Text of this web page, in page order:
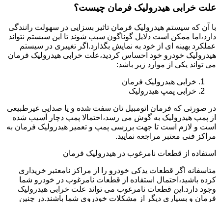
علت خرابی هیدرولیک فرمان چیست؟
با آن که سیستم هیدرولیک فرمان تاثیر بسزایی در سهولت رانندگی
دارد،اما ممکن است دلایل گوناگون سبب شوند تا این سیستم نتواند
عملکرد بهینه ای از خود به نمایش بگذارد.اگر تغییری در سیستم
هیدرولیک خودرو خود احساس کردید،علت خرابی هیدرولیک فرمان
می تواند یکی از موارد زیر باشد:
خرابی هیدرولیک فرمان
خرابی پمپ هیدرولیک
در صورتی که فرمان اتومبیل تان سفت شده و یا صدایی غیرطبیعی
از پمپ هیدرولیک به گوش می رسد،احتمالا پمپ دچار آسیب شده
است و لازم است تا جهت بررسی پمپ و تعمیر هیدرولیک فرمان به
مراکز فنی معتبر مراجعه نمایید.
استفاده از قطعات نامرغوب در هیدرولیک فرمان
متاسفانه اگر قطعات یدکی خودرو را از مراکز نامعتبر خریداری
کرده باشید،احتمال استفاده از قطعات نامرغوب در خودرو شما
وجود دارد.این قطعات نامرغوب می تواند علت خرابی هیدرولیک
فرمان و بسیاری دیگر از مشکلات خودروی شما باشند.در چنین